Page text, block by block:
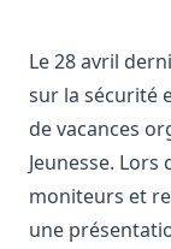
Le 28 avril
sur la sécurité
de vacances
Jeunesse.
moniteurs et
une